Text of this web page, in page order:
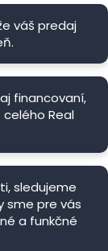
váš predaj
financovaní,
Real
sledujeme
sme pre vás
a funkčné